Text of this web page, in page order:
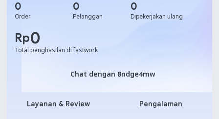
0
Order
0
Pelanggan
0
Dipekerjakan ulang
Rp0
Total penghasilan di fastwork
Chat dengan 8ndge4mw
Chat dengan 8ndge4mw
Layanan & Review Pengalaman